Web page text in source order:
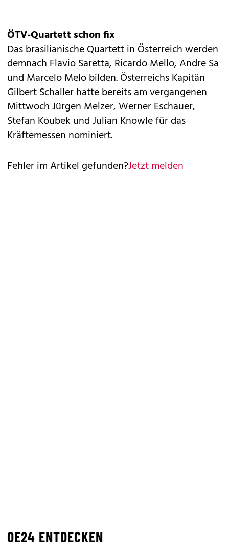
ÖTV-Quartett schon fix
Das brasilianische Quartett in Österreich werden
demnach Flavio Saretta, Ricardo Mello, Andre Sa
und Marcelo Melo bilden. Österreichs Kapitän
Gilbert Schaller hatte bereits am vergangenen
Mittwoch Jürgen Melzer, Werner Eschauer,
Stefan Koubek und Julian Knowle für das
Kräftemessen nominiert.
Fehler im Artikel gefunden?Jetzt melden
OE24 ENTDECKEN